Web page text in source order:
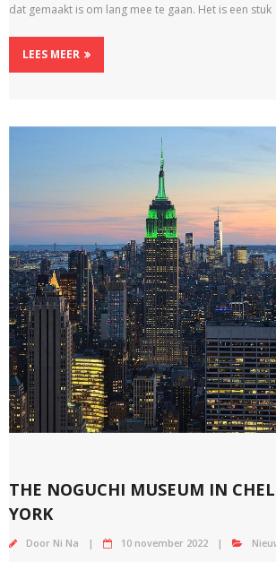
dat gemaakt is om lang mee te gaan. Het is een stuk
LEES MEER
THE NOGUCHI MUSEUM IN
YORK
Door Ni Na 10 november 2022